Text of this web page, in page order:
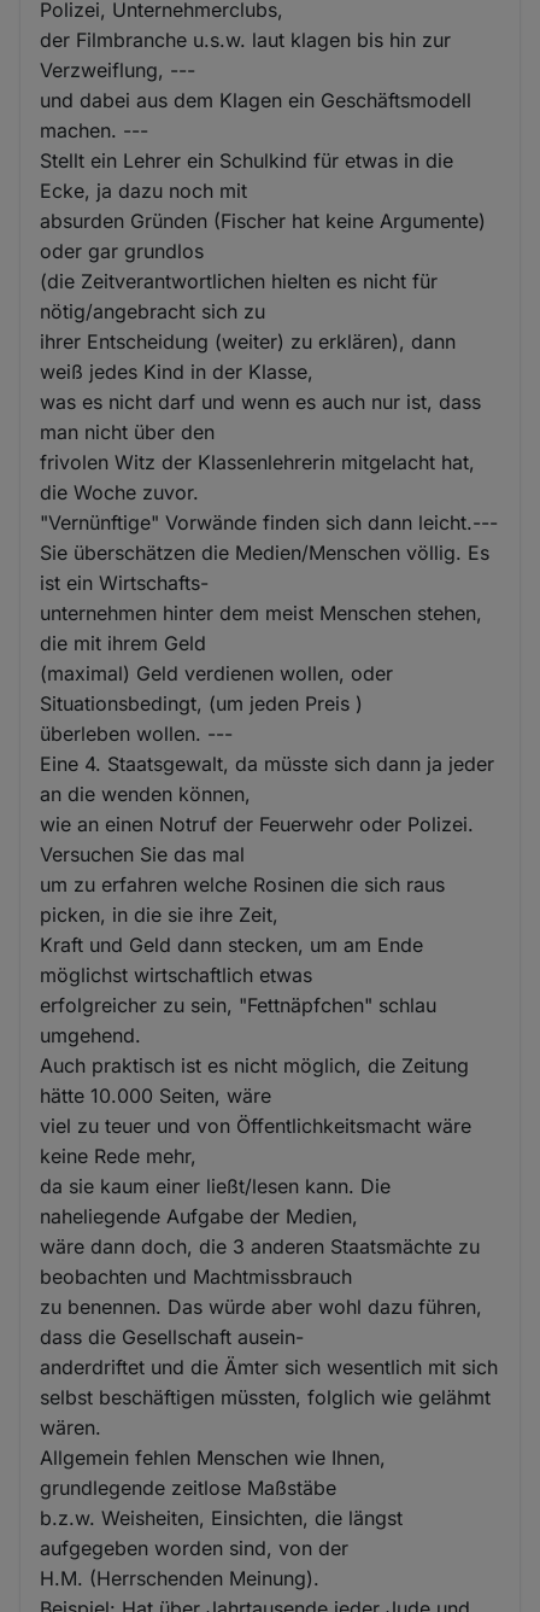
Polizei, Unternehmerclubs,
der Filmbranche u.s.w. laut klagen bis hin zur
Verzweiflung, ---
und dabei aus dem Klagen ein Geschäftsmodell
machen. ---
Stellt ein Lehrer ein Schulkind für etwas in die
Ecke, ja dazu noch mit
absurden Gründen (Fischer hat keine Argumente)
oder gar grundlos
(die Zeitverantwortlichen hielten es nicht für
nötig/angebracht sich zu
ihrer Entscheidung (weiter) zu erklären), dann
weiß jedes Kind in der Klasse,
was es nicht darf und wenn es auch nur ist, dass
man nicht über den
frivolen Witz der Klassenlehrerin mitgelacht hat,
die Woche zuvor.
"Vernünftige" Vorwände finden sich dann leicht.---
Sie überschätzen die Medien/Menschen völlig. Es
ist ein Wirtschafts-
unternehmen hinter dem meist Menschen stehen,
die mit ihrem Geld
(maximal) Geld verdienen wollen, oder
Situationsbedingt, (um jeden Preis )
überleben wollen. ---
Eine 4. Staatsgewalt, da müsste sich dann ja jeder
an die wenden können,
wie an einen Notruf der Feuerwehr oder Polizei.
Versuchen Sie das mal
um zu erfahren welche Rosinen die sich raus
picken, in die sie ihre Zeit,
Kraft und Geld dann stecken, um am Ende
möglichst wirtschaftlich etwas
erfolgreicher zu sein, "Fettnäpfchen" schlau
umgehend.
Auch praktisch ist es nicht möglich, die Zeitung
hätte 10.000 Seiten, wäre
viel zu teuer und von Öffentlichkeitsmacht wäre
keine Rede mehr,
da sie kaum einer ließt/lesen kann. Die
naheliegende Aufgabe der Medien,
wäre dann doch, die 3 anderen Staatsmächte zu
beobachten und Machtmissbrauch
zu benennen. Das würde aber wohl dazu führen,
dass die Gesellschaft ausein-
anderdriftet und die Ämter sich wesentlich mit sich
selbst beschäftigen müssten, folglich wie gelähmt
wären.
Allgemein fehlen Menschen wie Ihnen,
grundlegende zeitlose Maßstäbe
b.z.w. Weisheiten, Einsichten, die längst
aufgegeben worden sind, von der
H.M. (Herrschenden Meinung).